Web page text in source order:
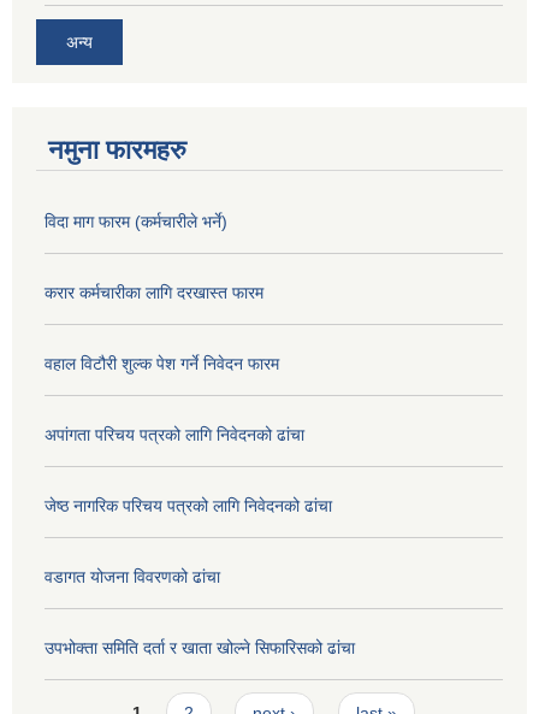
अन्य
नमुना फारमहरु
विदा माग फारम (कर्मचारीले भर्ने)
करार कर्मचारीका लागि दरखास्त फारम
वहाल विटौरी शुल्क पेश गर्ने निवेदन फारम
अपांगता परिचय पत्रको लागि निवेदनको ढांचा
जेष्ठ नागरिक परिचय पत्रको लागि निवेदनको ढांचा
वडागत योजना विवरणको ढांचा
उपभोक्ता समिति दर्ता र खाता खोल्ने सिफारिसको ढांचा